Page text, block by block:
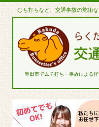
むち打ちなど、交通事故の施術
豊田市でムチ打ち・事故による